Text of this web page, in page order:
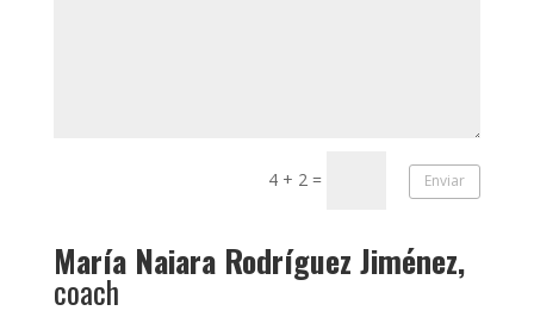
4 + 2 = Enviar
María Naiara Rodríguez Jiménez,
coach